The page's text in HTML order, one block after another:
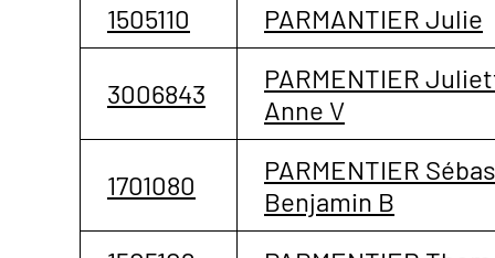
1505110
PARMANTIER Julie
3006843
PARMENTIER
Anne V
1701080
PARMENTIER
Benjamin B